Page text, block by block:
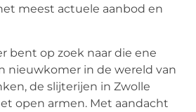
meest actuele aanbod en
bent op zoek naar die ene
nieuwkomer in de wereld van
de slijterijen in Zwolle
open armen. Met aandacht